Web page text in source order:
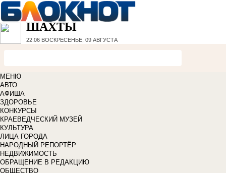
ШАХТЫ
22:06 ВОСКРЕСЕНЬЕ, 09 АВГУСТА
МЕНЮ
АВТО
АФИША
ЗДОРОВЬЕ
КОНКУРСЫ
КРАЕВЕДЧЕСКИЙ МУЗЕЙ
КУЛЬТУРА
ЛИЦА ГОРОДА
НАРОДНЫЙ РЕПОРТЁР
НЕДВИЖИМОСТЬ
ОБРАЩЕНИЕ В РЕДАКЦИЮ
ОБЩЕСТВО